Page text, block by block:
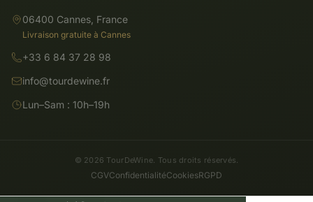
06400 Cannes, France
Livraison gratuite à Cannes
+33 6 84 37 28 98
info@tourdewine.fr
Lun–Sam : 10h–19h
© 2026 TourDeWine. Tous droits réservés.
CGVConfidentialitéCookiesRGPD